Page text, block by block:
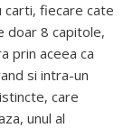
carti, fiecare cate
doar 8 capitole,
prin aceea ca
si intra-un
care
unul al